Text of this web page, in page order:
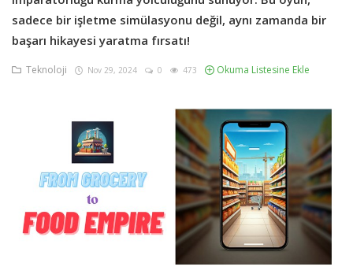
Şartlar ve Koşullar
Teknoloji
Sağlık
Kişisel Gelişim
Spor
sadece bir işletme simülasyonu değil, aynı zamanda bir
başarı hikayesi yaratma fırsatı!
Teknoloji Nov 29, 2024 0 473 Okuma Listesine Ekle